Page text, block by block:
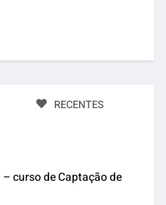
RECENTES
curso de Captação de